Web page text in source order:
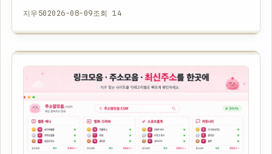
자료인지에 따라 찾아…
지우50 2026-08-09조회 14